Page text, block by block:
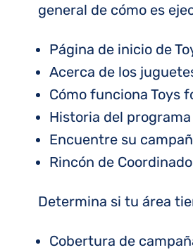
general de cómo es
Página de inicio de
Acerca de los
Cómo funciona Toys
Historia del programa
Encuentre su
Rincón de
Determina si tu área
Cobertura de